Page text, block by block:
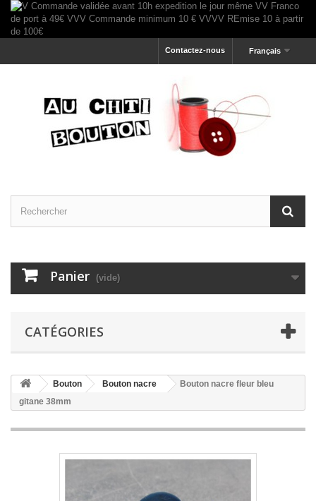
Français
Contactez-nous
Panier (vide)
CATÉGORIES
Bouton Bouton nacre
Bouton nacre fleur bleu
gitane 38mm